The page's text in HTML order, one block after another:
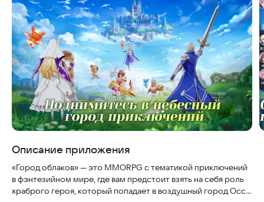
Описание приложения
«Город облаков» — это MMORPG с тематикой приключений
в фэнтезийном мире, где вам предстоит взять на себя роль
храброго героя, который попадает в воздушный город Осс.